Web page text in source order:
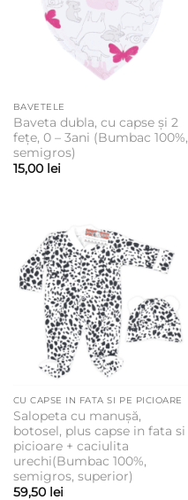
BAVETELE
Baveta dubla, cu capse și 2
fețe, 0 – 3ani (Bumbac 100%,
semigros)
15,00 lei
CU CAPSE IN FATA SI PE PICIOARE
Salopeta cu manușă,
botosel, plus capse in fata si
picioare + caciulita
urechi(Bumbac 100%,
semigros, superior)
59,50 lei